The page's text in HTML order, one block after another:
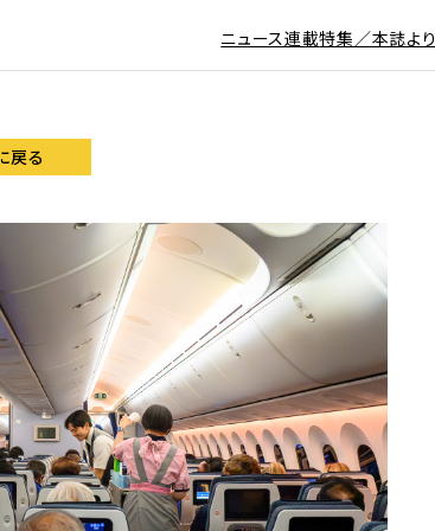
ニュース連載特集／本誌より
戻る